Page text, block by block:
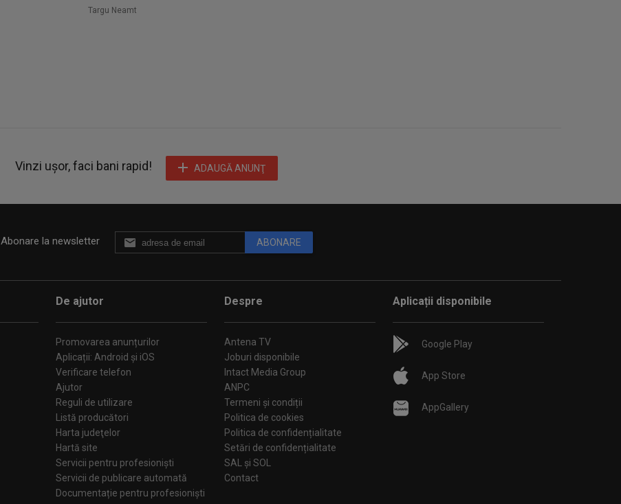
Targu Neamt
Vinzi ușor, faci bani rapid! ADAUGĂ ANUNŢ
Abonare la newsletter ABONARE
De ajutor
Promovarea anunțurilor
Aplicații: Android și iOS
Verificare telefon
Ajutor
Reguli de utilizare
Listă producători
Harta judeţelor
Hartă site
Servicii pentru profesioniști
Servicii de publicare automată
Documentație pentru profesioniști
Despre
Antena TV
Joburi disponibile
Intact Media Group
ANPC
Termeni și condiții
Politica de cookies
Politica de confidențialitate
Setări de confidențialitate
SAL și SOL
Contact
Aplicații disponibile
Google Play
App Store
AppGallery